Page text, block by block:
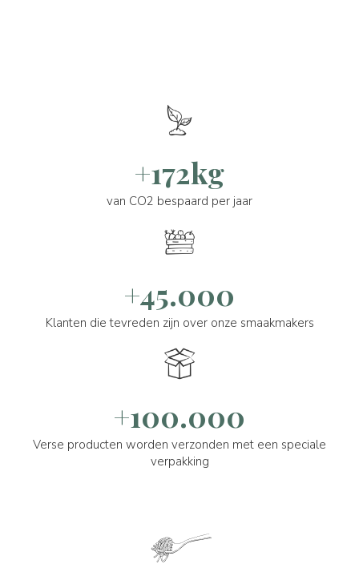
+172kg
van CO2 bespaard per jaar
+45.000
Klanten die tevreden zijn over onze smaakmakers
+100.000
Verse producten worden verzonden met een speciale
verpakking